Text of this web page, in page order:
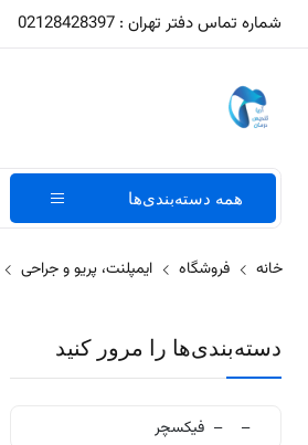
شماره تماس دفتر تهران : 02128428397
همه دسته‌بندی‌ها
خانه فروشگاه ایمپلنت، پریو و جراحی
دسته‌بندی‌ها را مرور کنید